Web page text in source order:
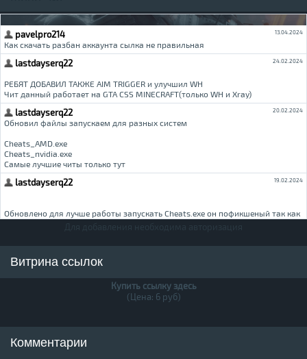
Витрина ссылок
Купить ссылку здесь
(Цена: 6 руб)
Комментарии